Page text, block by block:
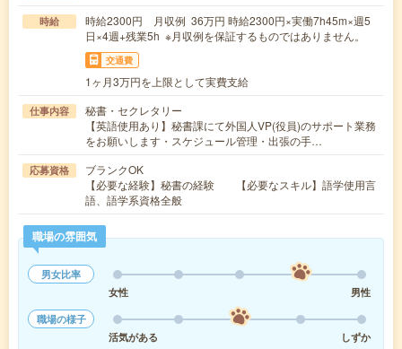
時給
時給2300円 月収例 36万円 時給2300円×実働7h45m×週5
日×4週+残業5h ※月収例を保証するものではありません。
交通費
1ヶ月3万円を上限として実費支給
仕事内容
秘書・セクレタリー
【英語使用あり】秘書課にて外国人VP(役員)のサポート業務
をお願いします・スケジュール管理・出張の手…
応募資格
ブランクOK
【必要な経験】秘書の経験 【必要なスキル】語学使用言
語、語学系資格全般
職場の雰囲気
男女比率
女性
男性
職場の様子
活気がある
しずか